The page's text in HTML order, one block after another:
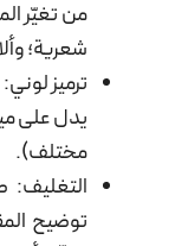
شعرية؛
ترميز لوني:
يدل على
مختلف).
التغليف: